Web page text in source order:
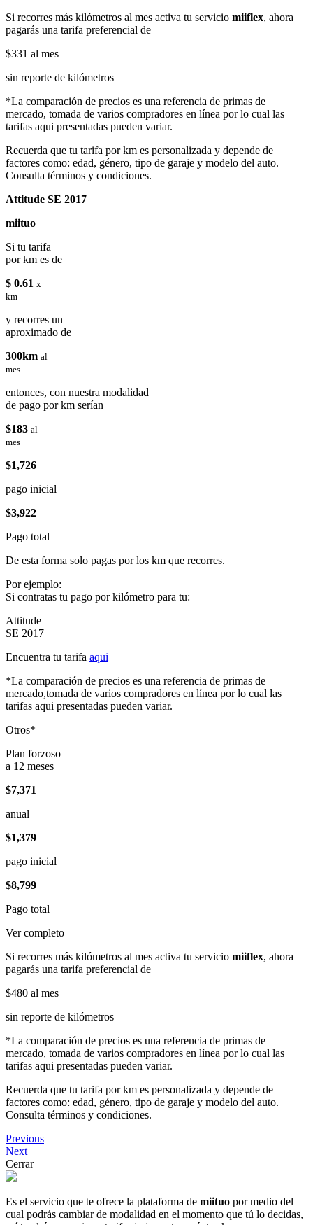
Si recorres más kilómetros al mes activa tu servicio miiflex, ahora
pagarás una tarifa preferencial de
$331 al mes
sin reporte de kilómetros
*La comparación de precios es una referencia de primas de
mercado, tomada de varios compradores en línea por lo cual las
tarifas aqui presentadas pueden variar.
Recuerda que tu tarifa por km es personalizada y depende de
factores como: edad, género, tipo de garaje y modelo del auto.
Consulta términos y condiciones.
Attitude SE 2017
miituo
Si tu tarifa
por km es de
$ 0.61 x
km
y recorres un
aproximado de
300km al
mes
entonces, con nuestra modalidad
de pago por km serían
$183 al
mes
$1,726
pago inicial
$3,922
Pago total
De esta forma solo pagas por los km que recorres.
Por ejemplo:
Si contratas tu pago por kilómetro para tu:
Attitude
SE 2017
Encuentra tu tarifa aqui
*La comparación de precios es una referencia de primas de
mercado,tomada de varios compradores en línea por lo cual las
tarifas aqui presentadas pueden variar.
Otros*
Plan forzoso
a 12 meses
$7,371
anual
$1,379
pago inicial
$8,799
Pago total
Ver completo
Si recorres más kilómetros al mes activa tu servicio miiflex, ahora
pagarás una tarifa preferencial de
$480 al mes
sin reporte de kilómetros
*La comparación de precios es una referencia de primas de
mercado, tomada de varios compradores en línea por lo cual las
tarifas aqui presentadas pueden variar.
Recuerda que tu tarifa por km es personalizada y depende de
factores como: edad, género, tipo de garaje y modelo del auto.
Consulta términos y condiciones.
Previous
Next
Cerrar
Es el servicio que te ofrece la plataforma de miituo por medio del
cual podrás cambiar de modalidad en el momento que tú lo decidas,